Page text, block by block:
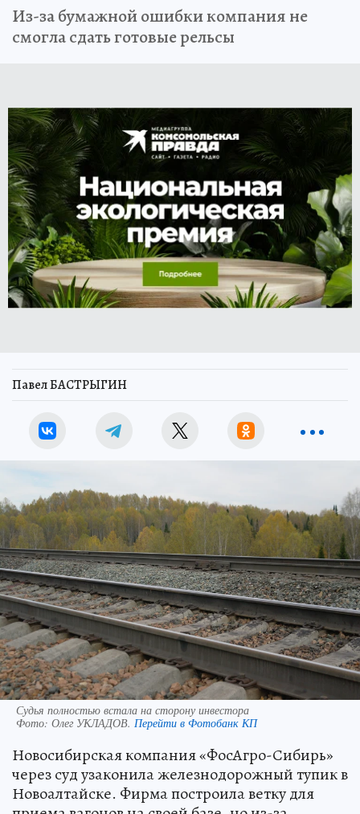
Из-за бумажной ошибки компания не
смогла сдать готовые рельсы
Павел БАСТРЫГИН
Судья полностью встала на сторону инвестора
Фото: Олег УКЛАДОВ. Перейти в Фотобанк КП
Новосибирская компания «ФосАгро-Сибирь»
через суд узаконила железнодорожный тупик в
Новоалтайске. Фирма построила ветку для